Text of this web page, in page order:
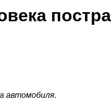
автомобиля.